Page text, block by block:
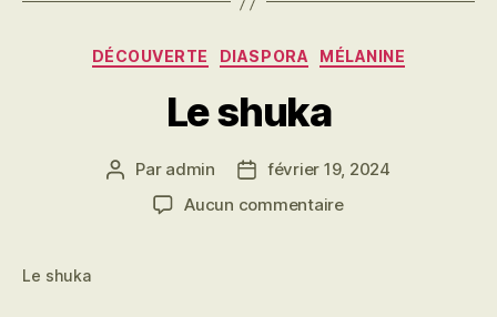
Catégories
DÉCOUVERTE DIASPORA MÉLANINE
Le shuka
Auteur
l’article
Par admin
Datefévrier 19, 2024
Aucun commentairesur
Le shuka